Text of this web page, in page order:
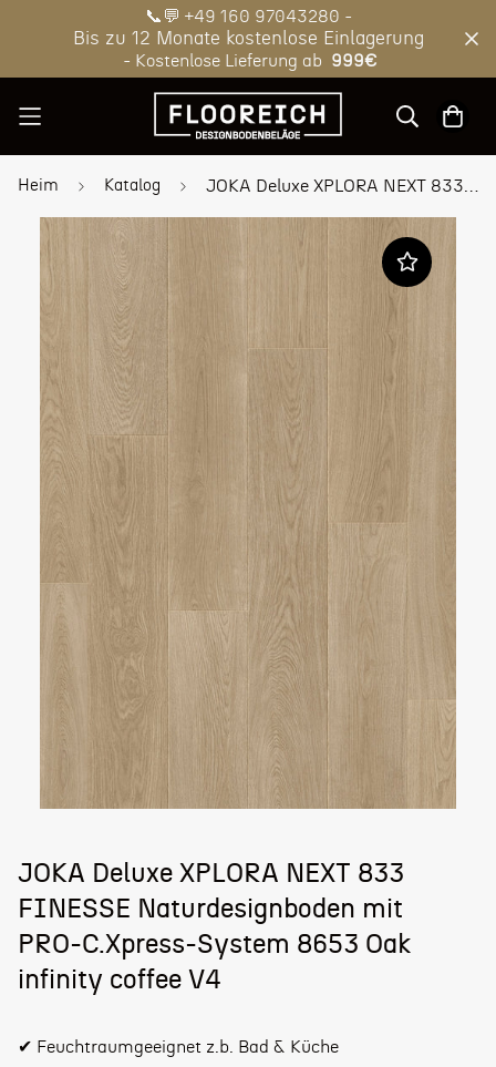
📞💬 +49 160 97043280 -
Bis zu 12 Monate kostenlose Einlagerung
- Kostenlose Lieferung ab 999€
Heim Katalog
JOKA Deluxe XPLORA NEXT 833
FINESSE Naturdesignboden mit
PRO-C.Xpress-System 8653 Oak
infinity coffee V4
✔ Feuchtraumgeeignet z.b. Bad & Küche